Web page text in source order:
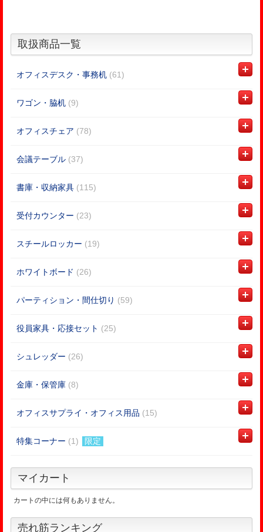
取扱商品一覧
オフィスデスク・事務机 (61)
ワゴン・脇机 (9)
オフィスチェア (78)
会議テーブル (37)
書庫・収納家具 (115)
受付カウンター (23)
スチールロッカー (19)
ホワイトボード (26)
パーティション・間仕切り (59)
役員家具・応接セット (25)
シュレッダー (26)
金庫・保管庫 (8)
オフィスサプライ・オフィス用品 (15)
特集コーナー (1) 限定
マイカート
カートの中には何もありません。
売れ筋ランキング